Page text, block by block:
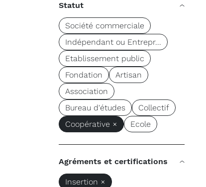
Statut
Société commerciale
Indépendant ou Entrepr...
Etablissement public
Fondation
Artisan
Association
Bureau d'études
Collectif
Coopérative ×
Ecole
Agréments et certifications
Insertion ×